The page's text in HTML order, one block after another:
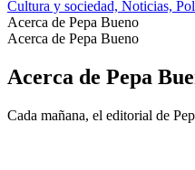
Cultura y sociedad, Noticias,
Acerca de Pepa Bueno
Acerca de Pepa Bueno
Acerca de Pepa
Cada mañana, el editorial de